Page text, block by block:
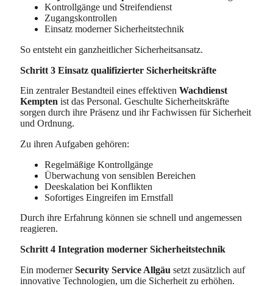
Kontrollgänge und Streifendienst
Zugangskontrollen
Einsatz moderner Sicherheitstechnik
So entsteht ein ganzheitlicher Sicherheitsansatz.
Schritt 3 Einsatz qualifizierter Sicherheitskräfte
Ein zentraler Bestandteil eines effektiven Wachdienst
Kempten ist das Personal. Geschulte Sicherheitskräfte
sorgen durch ihre Präsenz und ihr Fachwissen für Sicherheit
und Ordnung.
Zu ihren Aufgaben gehören:
Regelmäßige Kontrollgänge
Überwachung von sensiblen Bereichen
Deeskalation bei Konflikten
Sofortiges Eingreifen im Ernstfall
Durch ihre Erfahrung können sie schnell und angemessen
reagieren.
Schritt 4 Integration moderner Sicherheitstechnik
Ein modernerSecurity Service Allgäu setzt zusätzlich auf
innovative Technologien, um die Sicherheit zu erhöhen.